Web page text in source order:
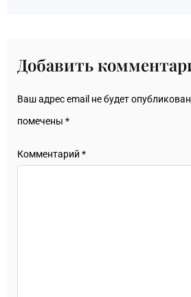
Добавить
Ваш адрес email не будет
помечены *
Комментарий *